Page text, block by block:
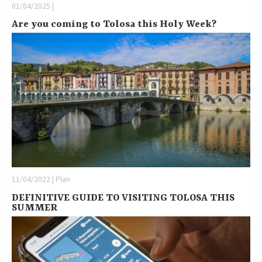
01/04/2025 |
Are you coming to Tolosa this Holy Week?
11/04/2022 | Plan
DEFINITIVE GUIDE TO VISITING TOLOSA THIS
SUMMER